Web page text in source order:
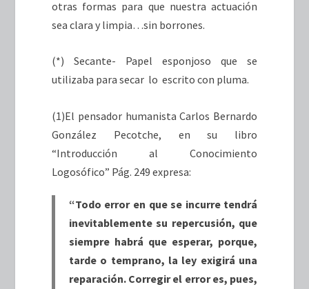
otras formas para que nuestra actuación
sea clara y limpia…sin borrones.
(*) Secante- Papel esponjoso que se
utilizaba para secar lo escrito con pluma.
(1)El pensador humanista Carlos Bernardo
González Pecotche, en su libro
“Introducción al Conocimiento
Logosófico” Pág. 249 expresa:
“Todo error en que se incurre tendrá
inevitablemente su repercusión, que
siempre habrá que esperar, porque,
tarde o temprano, la ley exigirá una
reparación. Corregir el error es, pues,